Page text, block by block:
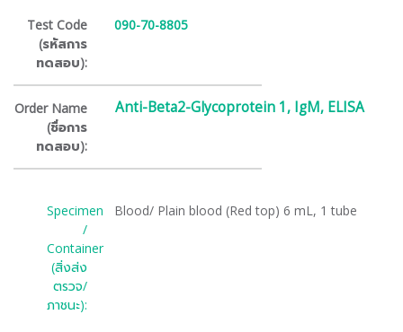
Test Code
(รหัสการ
ทดสอบ):
090-70-8805
Order Name
(ชื่อการ
ทดสอบ):
Anti-Beta2-Glycoprotein 1, IgM, ELISA
Specimen
/
Container
(สิ่งส่ง
ตรวจ/
ภาชนะ):
Blood/ Plain blood (Red top) 6 mL, 1 tube